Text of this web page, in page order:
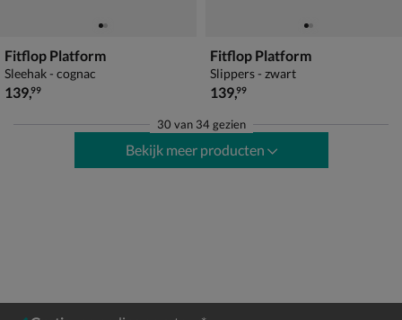
Fitflop Platform
Sleehak - cognac
€ 139,99
139,99
Fitflop Platform
Slippers - zwart
€ 139,99
139,99
30 van 34 gezien
Bekijk meer producten